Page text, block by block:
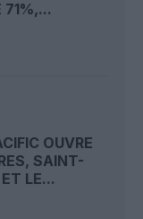
71%,...
OUVRE
SAINT-
LE...